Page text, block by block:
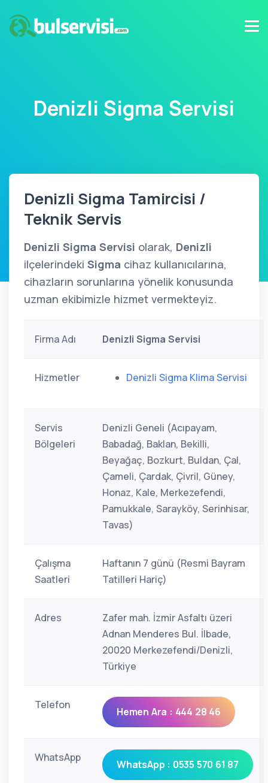
Denizli Sigma Servisi
Denizli Sigma Tamircisi /
Teknik Servis
Denizli Sigma Servisi olarak, Denizli
ilçelerindeki Sigma cihaz kullanıcılarına,
cihazların sorunlarına yönelik konusunda
uzman ekibimizle hizmet vermekteyiz.
Firma Adı Denizli Sigma Servisi
Hizmetler Denizli Sigma Klima Servisi
Servis
Bölgeleri
Denizli Geneli (Acıpayam,
Babadağ, Baklan, Bekilli,
Beyağaç, Bozkurt, Buldan, Çal,
Çameli, Çardak, Çivril, Güney,
Honaz, Kale, Merkezefendi,
Pamukkale, Sarayköy, Serinhisar,
Tavas)
Çalışma
Saatleri
Haftanın 7 günü (Resmi Bayram
Tatilleri Hariç)
Adres
Zafer mah. İzmir Asfaltı üzeri
Adnan Menderes Bul. İlbade,
20020 Merkezefendi/Denizli,
Türkiye
Telefon
Hemen Ara : 444 28 46
WhatsApp
WhatsApp : 0535 570 61 87